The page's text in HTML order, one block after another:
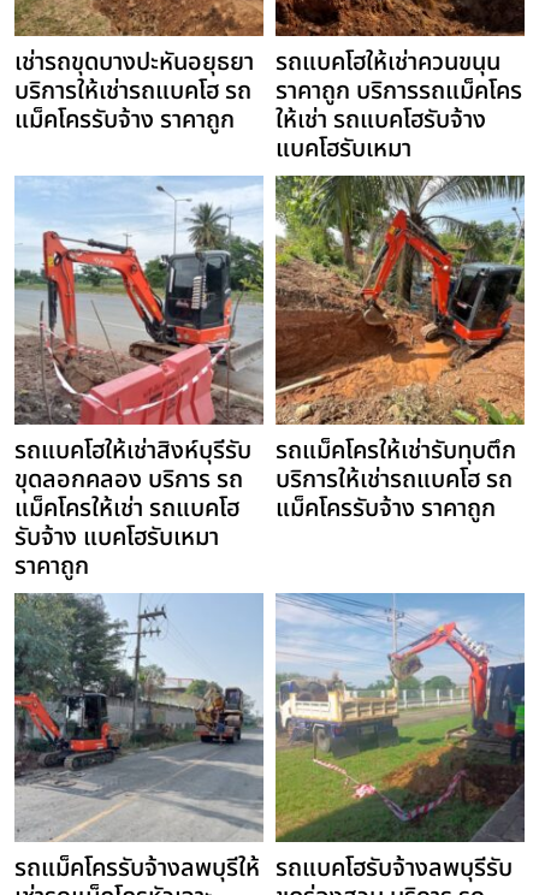
เช่ารถขุดบางปะหันอยุธยา
บริการให้เช่ารถแบคโฮ รถ
แม็คโครรับจ้าง ราคาถูก
รถแบคโฮให้เช่าควนขนุน
ราคาถูก บริการรถแม็คโคร
ให้เช่า รถแบคโฮรับจ้าง
แบคโฮรับเหมา
รถแบคโฮให้เช่าสิงห์บุรีรับ
ขุดลอกคลอง บริการ รถ
แม็คโครให้เช่า รถแบคโฮ
รับจ้าง แบคโฮรับเหมา
ราคาถูก
รถแม็คโครให้เช่ารับทุบตึก
บริการให้เช่ารถแบคโฮ รถ
แม็คโครรับจ้าง ราคาถูก
รถแม็คโครรับจ้างลพบุรีให้ รถแบคโฮรับจ้างลพบุรีรับ